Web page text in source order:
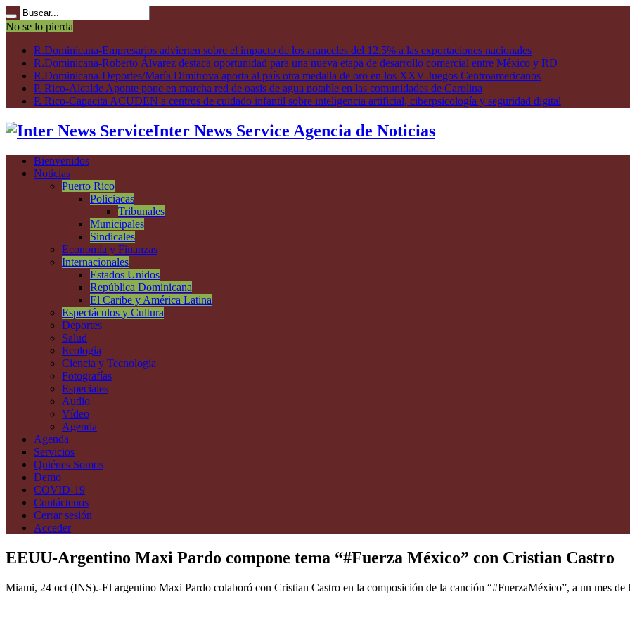
No se lo pierda
R.Dominicana-Empresarios advierten sobre el impacto de los aranceles del 12.5% a las exportaciones nacionales
R.Dominicana-Roberto Álvarez destaca oportunidad para una nueva etapa de desarrollo comercial entre México y RD
R.Dominicana-Deportes/María Dimitrova aporta al país otra medalla de oro en los XXV Juegos Centroamericanos
P. Rico-Alcalde Aponte pone en marcha red de oasis de agua potable en las comunidades de Carolina
P. Rico-Capacita ACUDEN a centros de cuidado infantil sobre inteligencia artificial, ciberpsicología y seguridad digital
Inter News Service Agencia de Noticias
Bienvenidos
Noticias
Puerto Rico
Policiacas
Tribunales
Municipales
Sindicales
Economía y Finanzas
Internacionales
Estados Unidos
República Dominicana
El Caribe y América Latina
Espectáculos y Cultura
Deportes
Salud
Ecología
Ciencia y Tecnología
Fotografías
Especiales
Audio
Vídeo
Agenda
Agenda
Servicios
Quiénes Somos
Demo
COVID-19
Contáctenos
Cerrar sesión
Acceder
EEUU-Argentino Maxi Pardo compone tema “#Fuerza México” con Cristian Castro
Miami, 24 oct (INS).-El argentino Maxi Pardo colaboró con Cristian Castro en la composición de la canción “#FuerzaMéxico”, a un mes de